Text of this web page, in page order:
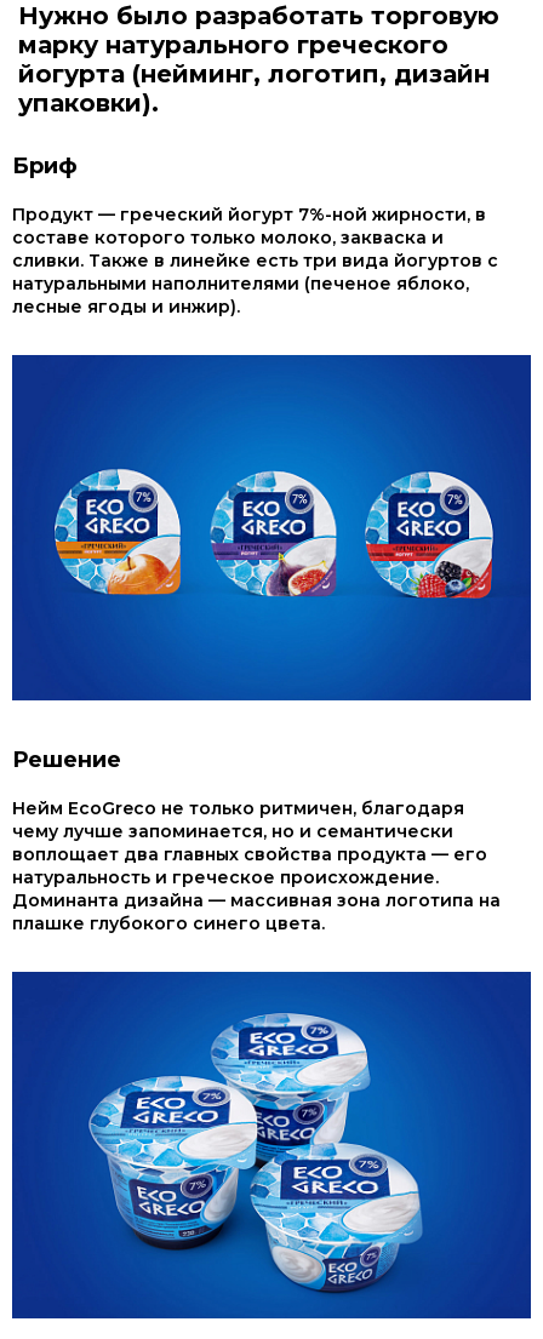
Нужно было разработать торговую
марку натурального греческого
йогурта (нейминг, логотип, дизайн
упаковки).
Бриф
Продукт — греческий йогурт 7%-ной жирности, в
составе которого только молоко, закваска и
сливки. Также в линейке есть три вида йогуртов с
натуральными наполнителями (печеное яблоко,
лесные ягоды и инжир).
Решение
Нейм EcoGreco не только ритмичен, благодаря
чему лучше запоминается, но и семантически
воплощает два главных свойства продукта — его
натуральность и греческое происхождение.
Доминанта дизайна — массивная зона логотипа на
плашке глубокого синего цвета.